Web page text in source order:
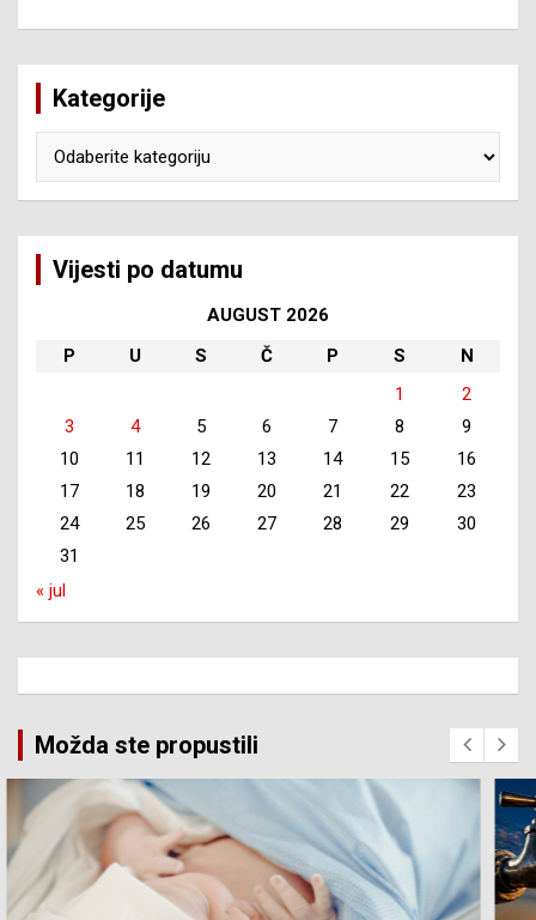
Kategorije
Vijesti po datumu
AUGUST 2026
P
U S Č P S
N
1
2
3
4 5 6 7 8
9
10
11 12 13 14 15
16
17
18 19 20 21 22
23
24
25 26 27 28 29
30
31
« jul
Možda ste propustili